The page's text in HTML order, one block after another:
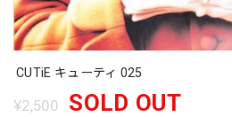
CUTiE キューティ 025
¥2,500 SOLD OUT